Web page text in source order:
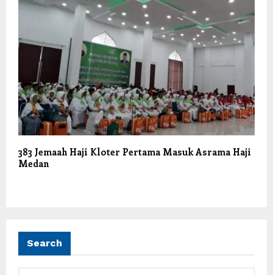
383 Jemaah Haji Kloter Pertama Masuk Asrama Haji
Medan
Search